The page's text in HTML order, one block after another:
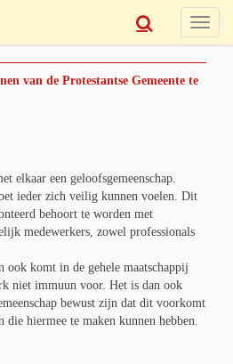
Toggle
van de Protestantse Gemeente te
elkaar een geloofsgemeenschap.
ieder zich veilig kunnen voelen. Dit
behoort te worden met
medewerkers, zowel professionals
komt in de gehele maatschappij
niet immuun voor. Het is dan ook
bewust zijn dat dit voorkomt
die hiermee te maken kunnen hebben.